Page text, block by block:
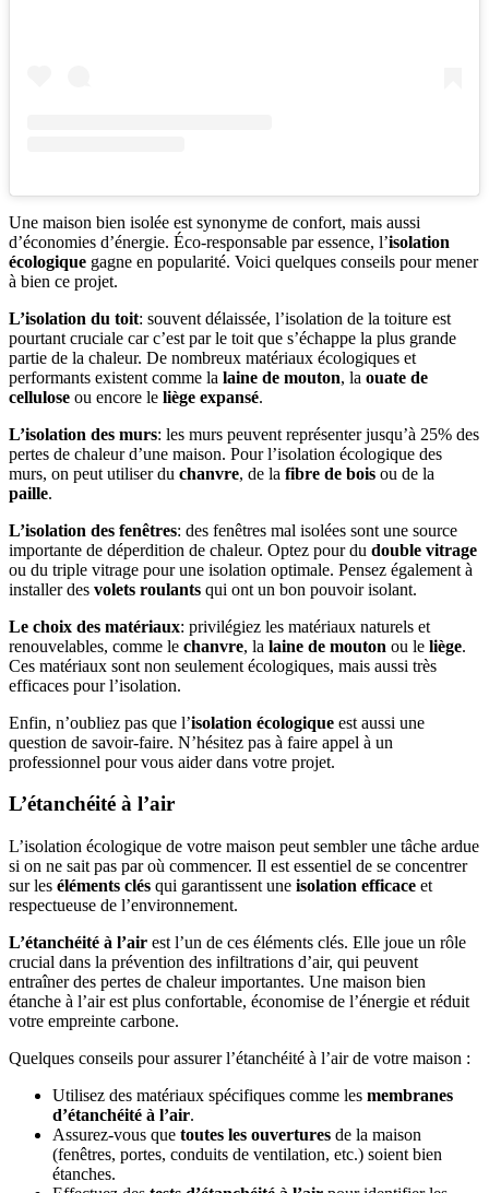
Une maison bien isolée est synonyme de confort, mais aussi
d’économies d’énergie. Éco-responsable par essence, l’isolation
écologique gagne en popularité. Voici quelques conseils pour mener
à bien ce projet.
L’isolation du toit: souvent délaissée, l’isolation de la toiture est
pourtant cruciale car c’est par le toit que s’échappe la plus grande
partie de la chaleur. De nombreux matériaux écologiques et
performants existent comme la laine de mouton, la ouate de
cellulose ou encore le liège expansé.
L’isolation des murs: les murs peuvent représenter jusqu’à 25% des
pertes de chaleur d’une maison. Pour l’isolation écologique des
murs, on peut utiliser du chanvre, de la fibre de bois ou de la
paille.
L’isolation des fenêtres: des fenêtres mal isolées sont une source
importante de déperdition de chaleur. Optez pour du double vitrage
ou du triple vitrage pour une isolation optimale. Pensez également à
installer des volets roulants qui ont un bon pouvoir isolant.
Le choix des matériaux: privilégiez les matériaux naturels et
renouvelables, comme le chanvre, la laine de mouton ou le liège.
Ces matériaux sont non seulement écologiques, mais aussi très
efficaces pour l’isolation.
Enfin, n’oubliez pas que l’isolation écologique est aussi une
question de savoir-faire. N’hésitez pas à faire appel à un
professionnel pour vous aider dans votre projet.
L’étanchéité à l’air
L’isolation écologique de votre maison peut sembler une tâche ardue
si on ne sait pas par où commencer. Il est essentiel de se concentrer
sur les éléments clés qui garantissent une isolation efficace et
respectueuse de l’environnement.
L’étanchéité à l’air est l’un de ces éléments clés. Elle joue un rôle
crucial dans la prévention des infiltrations d’air, qui peuvent
entraîner des pertes de chaleur importantes. Une maison bien
étanche à l’air est plus confortable, économise de l’énergie et réduit
votre empreinte carbone.
Quelques conseils pour assurer l’étanchéité à l’air de votre maison :
Utilisez des matériaux spécifiques comme les membranes
d’étanchéité à l’air.
Assurez-vous que toutes les ouvertures de la maison
(fenêtres, portes, conduits de ventilation, etc.) soient bien
étanches.